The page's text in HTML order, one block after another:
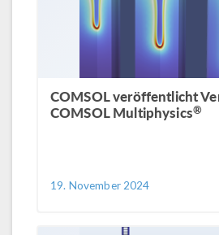
COMSOL veröffentlicht
COMSOL Multiphysics®
19. November 2024